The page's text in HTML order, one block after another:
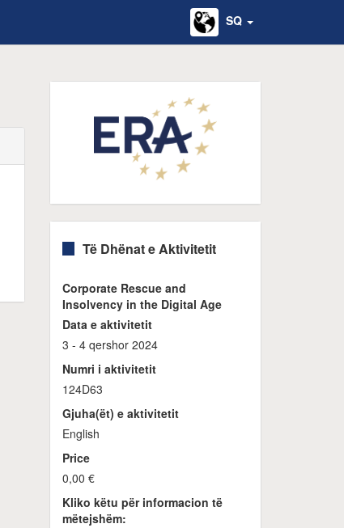
SQ
Të Dhënat e Aktivitetit
Corporate Rescue and
Insolvency in the Digital Age
Data e aktivitetit
3 - 4 qershor 2024
Numri i aktivitetit
124D63
Gjuha(ët) e aktivitetit
English
Price
0,00 €
Kliko këtu për informacion të
mëtejshëm: